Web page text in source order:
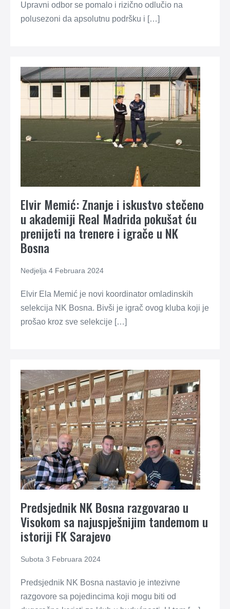
Upravni odbor se pomalo i rizično odlučio na
polusezoni da apsolutnu podršku i […]
Elvir Memić: Znanje i iskustvo stečeno
u akademiji Real Madrida pokušat ću
prenijeti na trenere i igrače u NK
Bosna
Nedjelja 4 Februara 2024
Elvir Ela Memić je novi koordinator omladinskih
selekcija NK Bosna. Bivši je igrač ovog kluba koji je
prošao kroz sve selekcije […]
Predsjednik NK Bosna razgovarao u
Visokom sa najuspješnijim tandemom u
istoriji FK Sarajevo
Subota 3 Februara 2024
Predsjednik NK Bosna nastavio je intezivne
razgovore sa pojedincima koji mogu biti od